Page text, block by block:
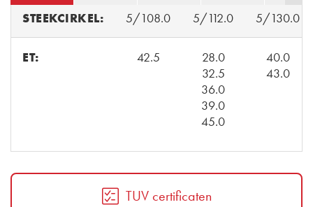
STEEKCIRKEL: 5/108.0 5/112.0 5/130.0
ET: 42.5
28.0
32.5
36.0
39.0
45.0
40.0
43.0
TUV certificaten